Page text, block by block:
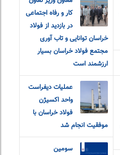
کار و رفاه اجتماعی
در بازدید از فولاد
خراسان توانایی و تاب آوری
مجتمع فولاد خراسان بسیار
ارزشمند است
عملیات دیفراست
واحد اکسیژن
فولاد خراسان با
موفقیت انجام شد
سومین